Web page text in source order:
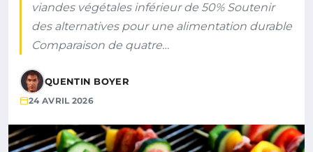
viandes végétales inférieur de 50% Soutenir
des alternatives pour une alimentation durable
Comparaison de quatre…
QUENTIN BOYER
24 AVRIL 2026